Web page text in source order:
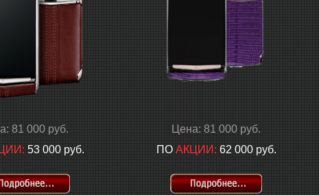
81 000 руб.
53 000 руб.
Цена: 81 000 руб.
ПО АКЦИИ: 62 000 руб.